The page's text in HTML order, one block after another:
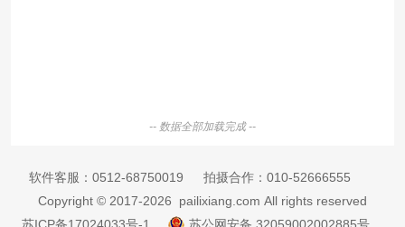
-- 数据全部加载完成 --
软件客服： 0512-68750019 拍摄合作： 010-52666555
Copyright © 2017-2026 pailixiang.com All rights reserved
苏ICP备17024033号-1
苏公网安备 32059002002885号